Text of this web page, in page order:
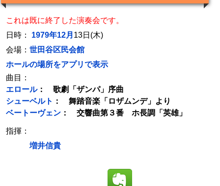
これは既に終了した演奏会です。
日時： 1979年12月 13日(木)
会場： 世田谷区民会館
ホールの場所をアプリで表示
曲目：
エロール： 歌劇「ザンパ」序曲
シューベルト ： 舞踏音楽「ロザムンデ」より
ベートーヴェン ： 交響曲第３番 ホ長調「英雄」
指揮：
増井信貴